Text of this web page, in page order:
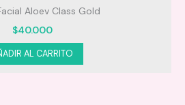
Aloev Class Gold
$40.000
AL CARRITO